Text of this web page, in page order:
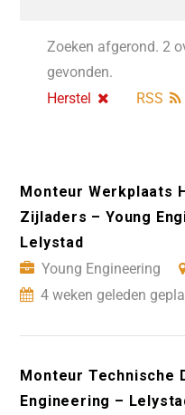
Zoeken afgerond. 2
gevonden.
Herstel
RSS
Monteur Werkplaats
Zijladers – Young
Lelystad
Young Engineering
4 weken geleden
Monteur Technische
Engineering –